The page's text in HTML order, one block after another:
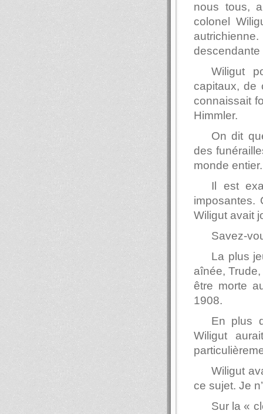
nous tous,
colonel
descendante
Wiligut
capitaux, de
connaissait
Himmler.
On dit
des
monde
Il est
imposantes.
Wiligut avait
Savez-
La plus
aînée,
être morte
1908.
En plus
Wiligut
Wiligut
ce sujet. Je
Sur la «